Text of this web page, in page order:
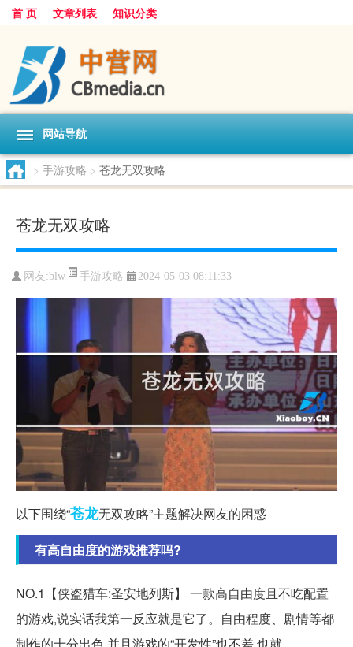
首 页 文章列表 知识分类
网站导航
> 手游攻略 > 苍龙无双攻略
苍龙无双攻略
网友:blw 手游攻略 2024-05-03 08:11:33
以下围绕“苍龙无双攻略”主题解决网友的困惑
有高自由度的游戏推荐吗?
NO.1【侠盗猎车:圣安地列斯】 一款高自由度且不吃配置
的游戏,说实话我第一反应就是它了。自由程度、剧情等都
制作的十分出色,并且游戏的“开发性”也不差,也就。